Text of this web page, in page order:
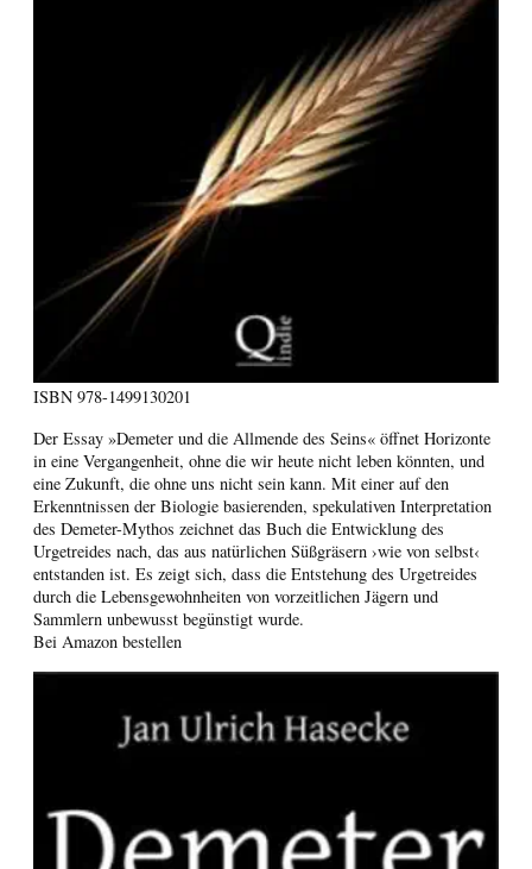
ISBN 978-1499130201
Der Essay »Demeter und die Allmende des Seins« öffnet Horizonte
in eine Vergangenheit, ohne die wir heute nicht leben könnten, und
eine Zukunft, die ohne uns nicht sein kann. Mit einer auf den
Erkenntnissen der Biologie basierenden, spekulativen Interpretation
des Demeter-Mythos zeichnet das Buch die Entwicklung des
Urgetreides nach, das aus natürlichen Süßgräsern ›wie von selbst‹
entstanden ist. Es zeigt sich, dass die Entstehung des Urgetreides
durch die Lebensgewohnheiten von vorzeitlichen Jägern und
Sammlern unbewusst begünstigt wurde.
Bei Amazon bestellen